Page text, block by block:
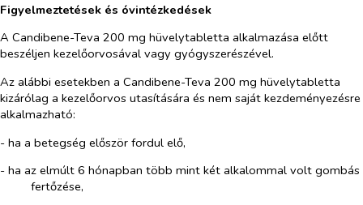
Figyelmeztetések és óvintézkedések
A Candibene-Teva 200 mg hüvelytabletta alkalmazása előtt
beszéljen kezelőorvosával vagy gyógyszerészével.
Az alábbi esetekben a Candibene-Teva 200 mg hüvelytabletta
kizárólag a kezelőorvos utasítására és nem saját kezdeményezésre
alkalmazható:
- ha a betegség először fordul elő,
- ha az elmúlt 6 hónapban több mint két alkalommal volt gombás
fertőzése,